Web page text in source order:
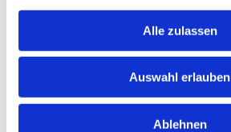
Alle zulassen
Auswahl erlauben
Ablehnen
Standort:Barßel